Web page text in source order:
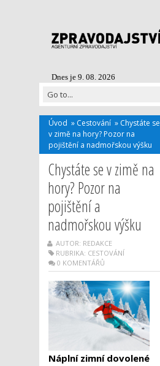
Dnes je 9. 08. 2026
Úvod » Cestování » Chystáte se
v zimě na hory? Pozor na
pojištění a nadmořskou výšku
Chystáte se v zimě na
hory? Pozor na
pojištění a
nadmořskou výšku
AUTOR: REDAKCE
RUBRIKA: CESTOVÁNÍ
0 KOMENTÁŘŮ
Náplní zimní dovolené